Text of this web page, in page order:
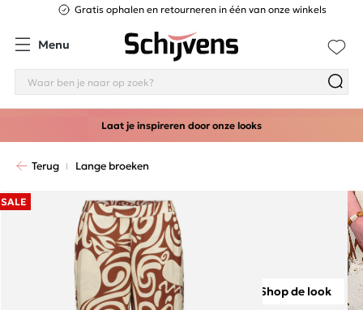
Gratis ophalen en retourneren in één van onze winkels
Menu
Laat je inspireren door onze looks
Terug Lange broeken
SALE
Shop de look